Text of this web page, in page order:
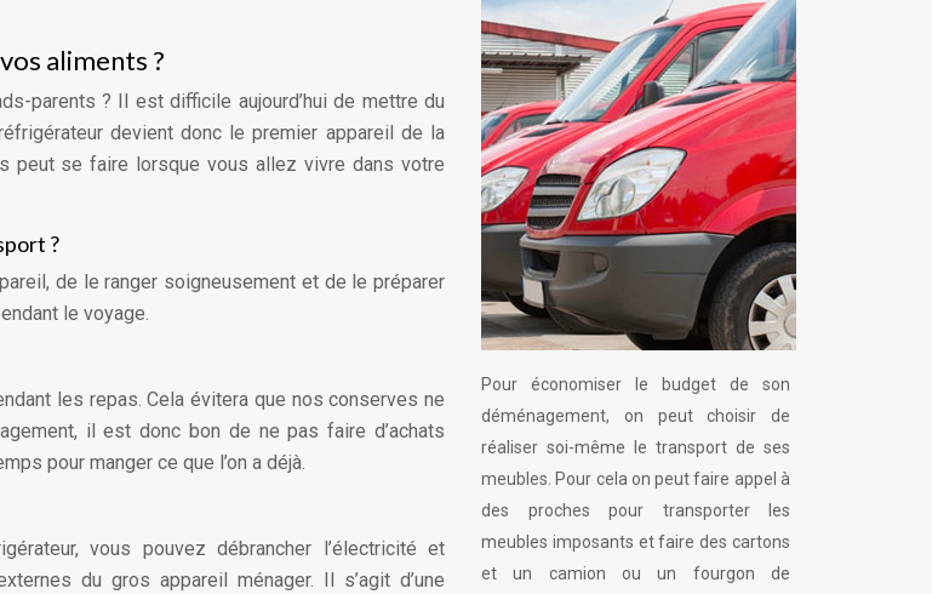
aliments ?
parents ? Il est difficile aujourd’hui de mettre du
devient donc le premier appareil de la
peut se faire lorsque vous allez vivre dans votre
?
de le ranger soigneusement et de le préparer
le voyage.
les repas. Cela évitera que nos conserves ne
il est donc bon de ne pas faire d’achats
pour manger ce que l’on a déjà.
vous pouvez débrancher l’électricité et
du gros appareil ménager. Il s’agit d’une
Pour économiser le budget de son
déménagement, on peut choisir de
réaliser soi-même le transport de ses
meubles. Pour cela on peut faire appel à
des proches pour transporter les
meubles imposants et faire des cartons
et un camion ou un fourgon de